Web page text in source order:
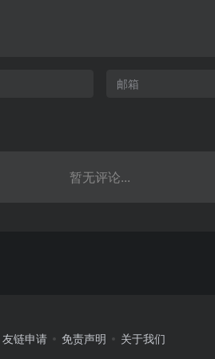
暂无评论...
友链申请 免责声明 关于我们